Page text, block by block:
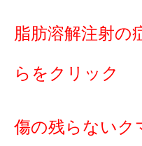
脂肪溶解注射の
らをクリック
傷の残らないク